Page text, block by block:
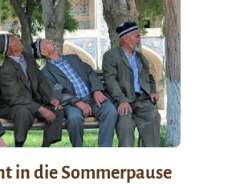
in die Sommerpause